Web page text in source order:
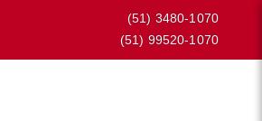
(51) 3480-1070
(51) 99520-1070